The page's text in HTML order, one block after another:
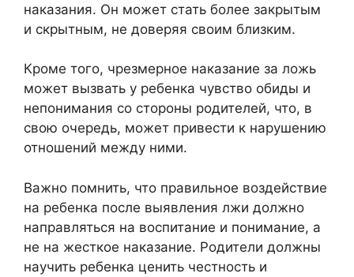
наказания. Он может стать более закрытым
и скрытным, не доверяя своим близким.
Кроме того, чрезмерное наказание за ложь
может вызвать у ребенка чувство обиды и
непонимания со стороны родителей, что, в
свою очередь, может привести к нарушению
отношений между ними.
Важно помнить, что правильное воздействие
на ребенка после выявления лжи должно
направляться на воспитание и понимание, а
не на жесткое наказание. Родители должны
научить ребенка ценить честность и